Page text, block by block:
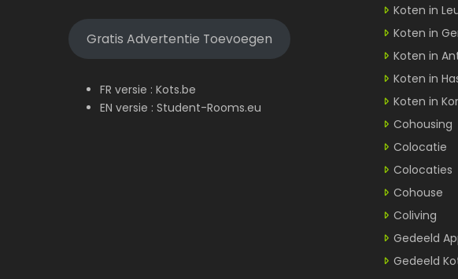
Gratis Advertentie Toevoegen
FR versie : Kots.be
EN versie : Student-Rooms.eu
Koten in
Koten in
Koten in
Koten in
Koten in
Cohousing
Colocatie
Colocaties
Cohouse
Coliving
Gedeeld
Gedeeld